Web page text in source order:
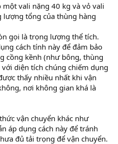
vali nặng 40 kg và vỏ vali
tổng của thùng hàng
gọi là trọng lượng thể tích.
cách tính này để đảm bảo
cồng kềnh (như bông, thùng
diện tích chúng chiếm dụng
thấy nhiều nhất khi vận
nơi không gian khá là
vận chuyển khác như
áp dụng cách này để tránh
đủ tải trọng để vận chuyển.